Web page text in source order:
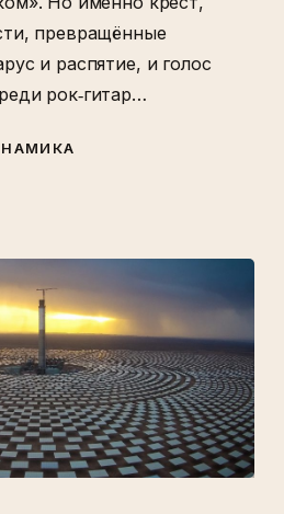
превращённые
и распятие, и голос
рок‑гитар…